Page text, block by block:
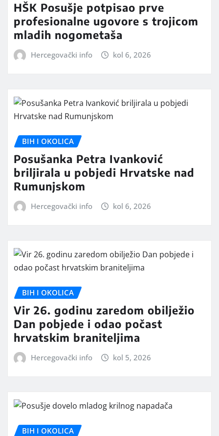
HŠK Posušje potpisao prve
profesionalne ugovore s trojicom
mladih nogometaša
Hercegovački info kol 6, 2026
BIH I OKOLICA
Posušanka Petra Ivanković
briljirala u pobjedi Hrvatske nad
Rumunjskom
Hercegovački info kol 6, 2026
BIH I OKOLICA
Vir 26. godinu zaredom obilježio
Dan pobjede i odao počast
hrvatskim braniteljima
Hercegovački info kol 5, 2026
BIH I OKOLICA